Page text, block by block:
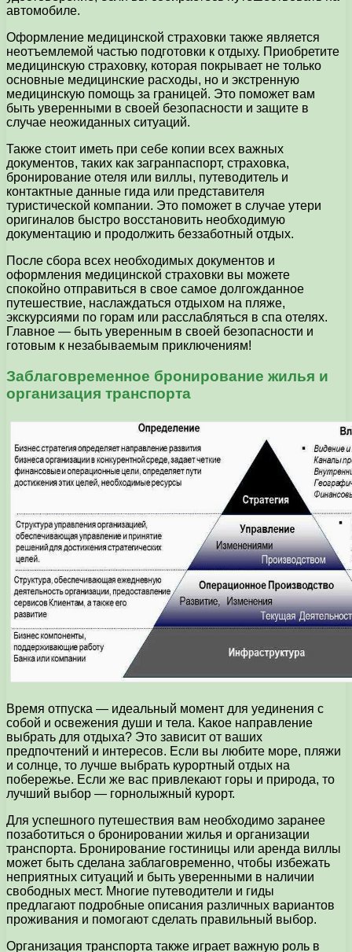
автомобиле.
Оформление медицинской страховки также является
неотъемлемой частью подготовки к отдыху. Приобретите
медицинскую страховку, которая покрывает не только
основные медицинские расходы, но и экстренную
медицинскую помощь за границей. Это поможет вам
быть уверенными в своей безопасности и защите в
случае неожиданных ситуаций.
Также стоит иметь при себе копии всех важных
документов, таких как загранпаспорт, страховка,
бронирование отеля или виллы, путеводитель и
контактные данные гида или представителя
туристической компании. Это поможет в случае утери
оригиналов быстро восстановить необходимую
документацию и продолжить беззаботный отдых.
После сбора всех необходимых документов и
оформления медицинской страховки вы можете
спокойно отправиться в свое самое долгожданное
путешествие, наслаждаться отдыхом на пляже,
экскурсиями по горам или расслабляться в спа отелях.
Главное — быть уверенным в своей безопасности и
готовым к незабываемым приключениям!
Заблаговременное бронирование жилья и
организация транспорта
Время отпуска — идеальный момент для уединения с
собой и освежения души и тела. Какое направление
выбрать для отдыха? Это зависит от ваших
предпочтений и интересов. Если вы любите море, пляжи
и солнце, то лучше выбрать курортный отдых на
побережье. Если же вас привлекают горы и природа, то
лучший выбор — горнолыжный курорт.
Для успешного путешествия вам необходимо заранее
позаботиться о бронировании жилья и организации
транспорта. Бронирование гостиницы или аренда виллы
может быть сделана заблаговременно, чтобы избежать
неприятных ситуаций и быть уверенными в наличии
свободных мест. Многие путеводители и гиды
предлагают подробные описания различных вариантов
проживания и помогают сделать правильный выбор.
Организация транспорта также играет важную роль в